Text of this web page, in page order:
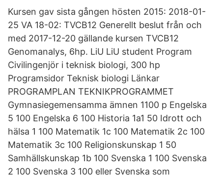
Kursen gav sista gången hösten 2015: 2018-01-
25 VA 18-02: TVCB12 Generellt beslut från och
med 2017-12-20 gällande kursen TVCB12
Genomanalys, 6hp. LiU LiU student Program
Civilingenjör i teknisk biologi, 300 hp
Programsidor Teknisk biologi Länkar
PROGRAMPLAN TEKNIKPROGRAMMET
Gymnasiegemensamma ämnen 1100 p Engelska
5 100 Engelska 6 100 Historia 1a1 50 Idrott och
hälsa 1 100 Matematik 1c 100 Matematik 2c 100
Matematik 3c 100 Religionskunskap 1 50
Samhällskunskap 1b 100 Svenska 1 100 Svenska
2 100 Svenska 3 100 eller Svenska som